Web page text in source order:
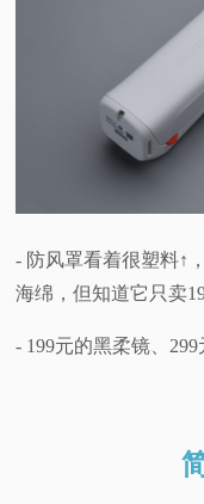
- 防风罩看着很塑料↑
海绵，但知道它只卖
- 199元的黑柔镜、